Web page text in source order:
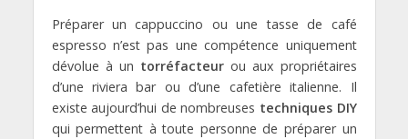
Préparer un cappuccino ou une tasse de café
espresso n’est pas une compétence uniquement
dévolue à un torréfacteurou aux propriétaires
d’une riviera bar ou d’une cafetière italienne. Il
existe aujourd’hui de nombreuses techniques DIY
qui permettent à toute personne de préparer un